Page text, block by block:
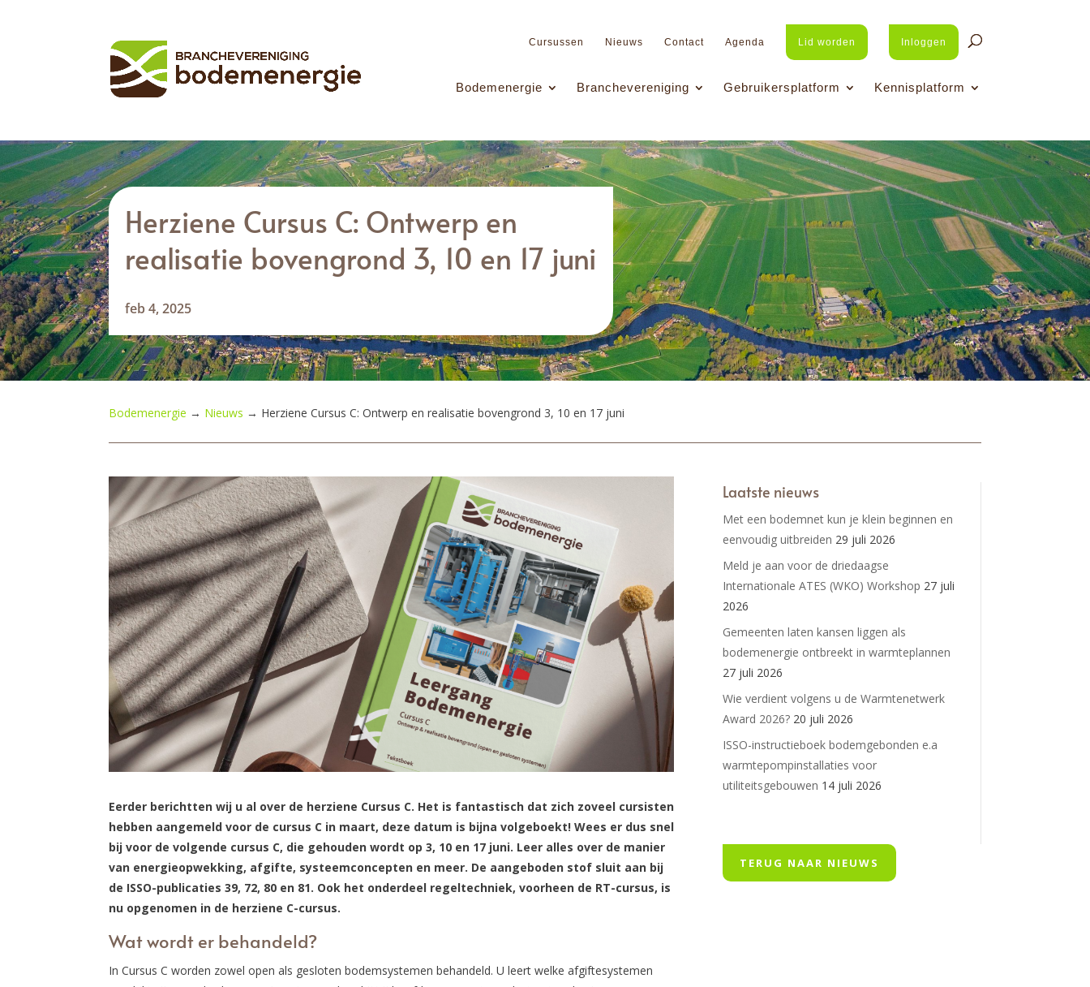
Cursussen Nieuws Contact Agenda Lid worden Inloggen
Bodemenergie Branchevereniging Gebruikersplatform Kennisplatform
Herziene Cursus C: Ontwerp en
realisatie bovengrond 3, 10 en 17 juni
feb 4, 2025
Bodemenergie → Nieuws → Herziene Cursus C: Ontwerp en realisatie bovengrond 3, 10 en 17 juni
Eerder berichtten wij u al over de herziene Cursus C. Het is fantastisch dat zich zoveel cursisten
hebben aangemeld voor de cursus C in maart, deze datum is bijna volgeboekt! Wees er dus snel
bij voor de volgende cursus C, die gehouden wordt op 3, 10 en 17 juni. Leer alles over de manier
van energieopwekking, afgifte, systeemconcepten en meer. De aangeboden stof sluit aan bij
de ISSO-publicaties 39, 72, 80 en 81. Ook het onderdeel regeltechniek, voorheen de RT-cursus, is
nu opgenomen in de herziene C-cursus.
Wat wordt er behandeld?
In Cursus C worden zowel open als gesloten bodemsystemen behandeld. U leert welke afgiftesystemen
Laatste nieuws
Met een bodemnet kun je klein beginnen en
eenvoudig uitbreiden 29 juli 2026
Meld je aan voor de driedaagse
Internationale ATES (WKO) Workshop 27 juli
2026
Gemeenten laten kansen liggen als
bodemenergie ontbreekt in warmteplannen
27 juli 2026
Wie verdient volgens u de Warmtenetwerk
Award 2026? 20 juli 2026
ISSO-instructieboek bodemgebonden e.a
warmtepompinstallaties voor
utiliteitsgebouwen 14 juli 2026
TERUG NAAR NIEUWS